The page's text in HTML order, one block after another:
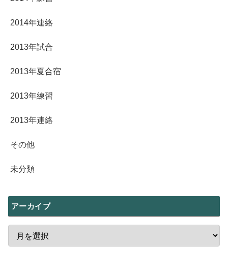
2014年連絡
2013年試合
2013年夏合宿
2013年練習
2013年連絡
その他
未分類
アーカイブ